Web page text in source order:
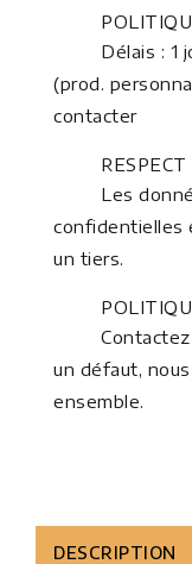
Délais : 1
(prod.
contacter
Les
confidentielles
un tiers.
un défaut,
ensemble.
DESCRIPTION